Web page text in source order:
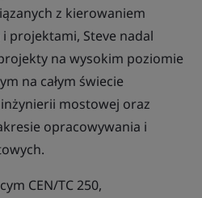
z kierowaniem
projektami, Steve nadal
na wysokim poziomie
na całym świecie
mostowej oraz
opracowywania i
CEN/TC 250,